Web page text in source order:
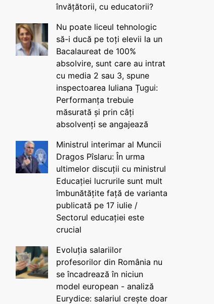
învățătorii, cu educatorii?
Nu poate liceul tehnologic
să-i ducă pe toți elevii la un
Bacalaureat de 100%
absolvire, sunt care au intrat
cu media 2 sau 3, spune
inspectoarea Iuliana Țugui:
Performanța trebuie
măsurată și prin câți
absolvenți se angajează
Ministrul interimar al Muncii
Dragos Pîslaru: În urma
ultimelor discuții cu ministrul
Educației lucrurile sunt mult
îmbunătățite față de varianta
publicată pe 17 iulie /
Sectorul educației este
crucial
Evoluția salariilor
profesorilor din România nu
se încadrează în niciun
model european - analiză
Eurydice: salariul crește doar